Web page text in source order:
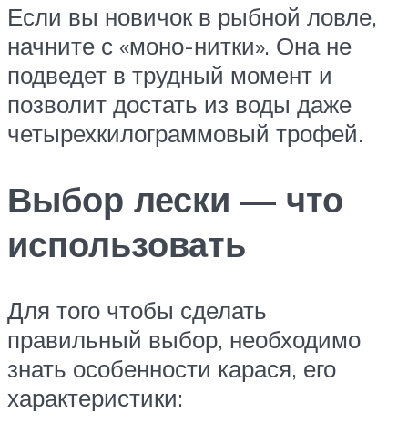
Если вы новичок в рыбной ловле,
начните с «моно-нитки». Она не
подведет в трудный момент и
позволит достать из воды даже
четырехкилограммовый трофей.
Выбор лески — что
использовать
Для того чтобы сделать
правильный выбор, необходимо
знать особенности карася, его
характеристики: